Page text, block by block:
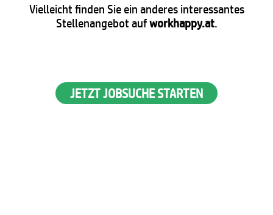
Vielleicht finden Sie ein anderes interessantes
Stellenangebot aufworkhappy.at.
JETZT JOBSUCHE STARTEN